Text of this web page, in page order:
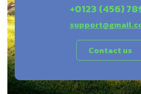
+0123 (456)
Contact us